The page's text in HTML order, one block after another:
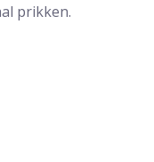
prikken.